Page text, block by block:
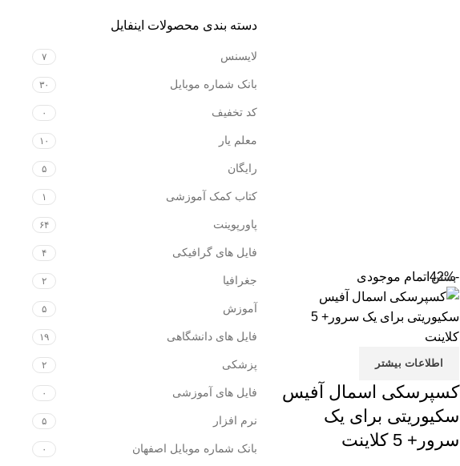
دسته بندی محصولات اینفایل
لایسنس ۷
بانک شماره موبایل ۳۰
کد تخفیف ۰
معلم یار ۱۰
رایگان ۵
کتاب کمک آموزشی ۱
پاورپوینت ۶۴
فایل های گرافیکی ۴
جغرافیا ۲
آموزش ۵
فایل های دانشگاهی ۱۹
پزشکی ۲
فایل های آموزشی ۰
نرم افزار ۵
بانک شماره موبایل اصفهان ۰
-42% اتمام موجودی
اطلاعات بیشتر
بستن
کسپرسکی اسمال آفیس
سکیوریتی برای یک
سرور+ 5 کلاینت